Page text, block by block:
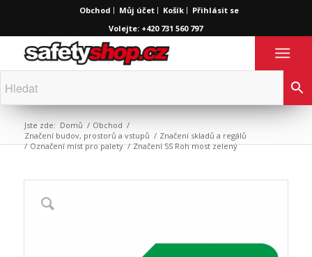
Obchod Můj účet Košík
Přihlásit se
Volejte: +420 731 560 797
Jste zde: Domů / Obchod /
Značení budov, prostorů a vstupů / Značení skladů a regálů
/ Označení míst pro palety / Značení 5S Roh most zelený